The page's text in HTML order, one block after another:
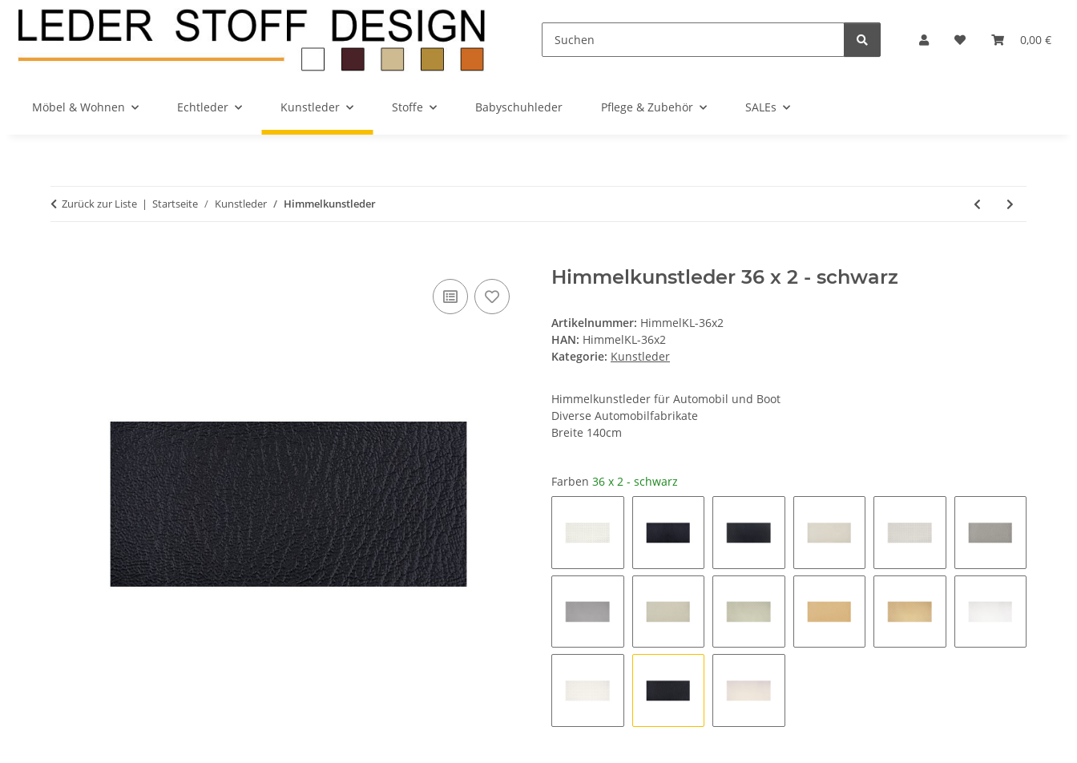
0,00 €
Möbel & Wohnen Echtleder Kunstleder Stoffe Babyschuhleder Pflege & Zubehör SALEs
Zurück zur Liste Startseite Kunstleder Himmelkunstleder
Himmelkunstleder 36 x 2 - schwarz
Artikelnummer: HimmelKL-36x2
HAN: HimmelKL-36x2
Kategorie: Kunstleder
Himmelkunstleder für Automobil und Boot
Diverse Automobilfabrikate
Breite 140cm
Farben 36 x 2 - schwarz
34 x 93 - cremeweiß MK1
34 x 108 - schwarz34 x 88 - schwarz MK134 x 166 - oyster34 x 110 - oyster MK1
34 x 169 -
34 x 112 - hellgrau MK134 x 171 - lichtgrau34 x 126 - lichtgrau MK1